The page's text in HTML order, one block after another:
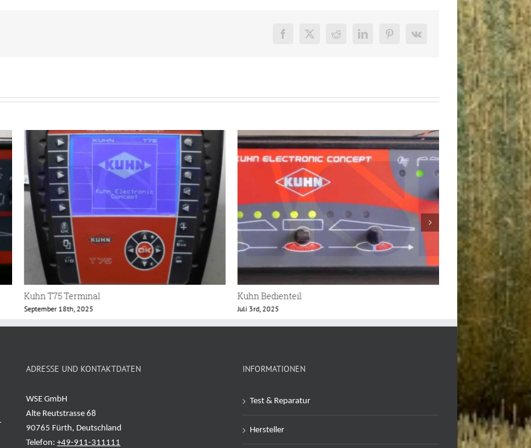
Facebook
X Reddit LinkedInPinterest
Vk
Kuhn Bedienteil
Juli 3rd, 2025
Kuhn AT-10 Bedienteil
November 17th, 2024
Kuhn Visioreb
März 28th, 2026
ADRESSE UND KONTAKTDATEN
WSE GmbH
Alte Reutstrasse 68
90765 Fürth, Deutschland
Telefon:+49-911-311111
INFORMATIONEN
Test & Reparatur
Hersteller